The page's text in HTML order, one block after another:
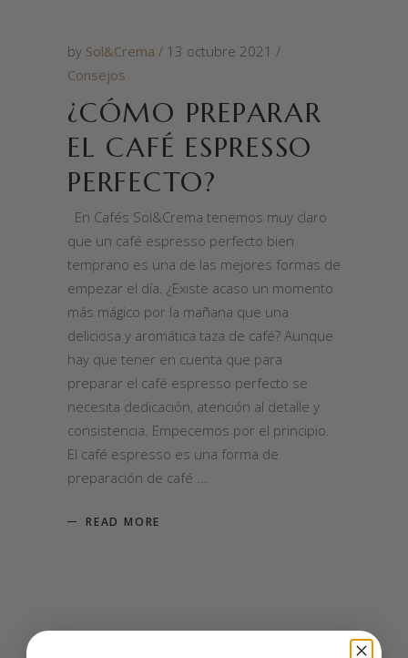
by Sol&Crema
13 octubre 2021
Consejos
¿CÓMO PREPARAR
EL CAFÉ ESPRESSO
PERFECTO?
En Cafés Sol&Crema tenemos muy claro
que un café espresso perfecto bien
temprano es una de las mejores formas de
empezar el día. ¿Existe acaso un momento
más mágico por la mañana que una
deliciosa y aromática taza de café? Aunque
hay que tener en cuenta que para
preparar el café espresso perfecto se
necesita dedicación, atención al detalle y
consistencia. Empecemos por el principio.
El café espresso es una forma de
preparación de café
READ MORE